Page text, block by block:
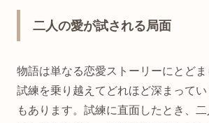
二人の愛が試される局面
物語は単なる恋愛ストーリーにとど
試練を乗り越えてどれほど深まって
もあります。試練に直面したとき、